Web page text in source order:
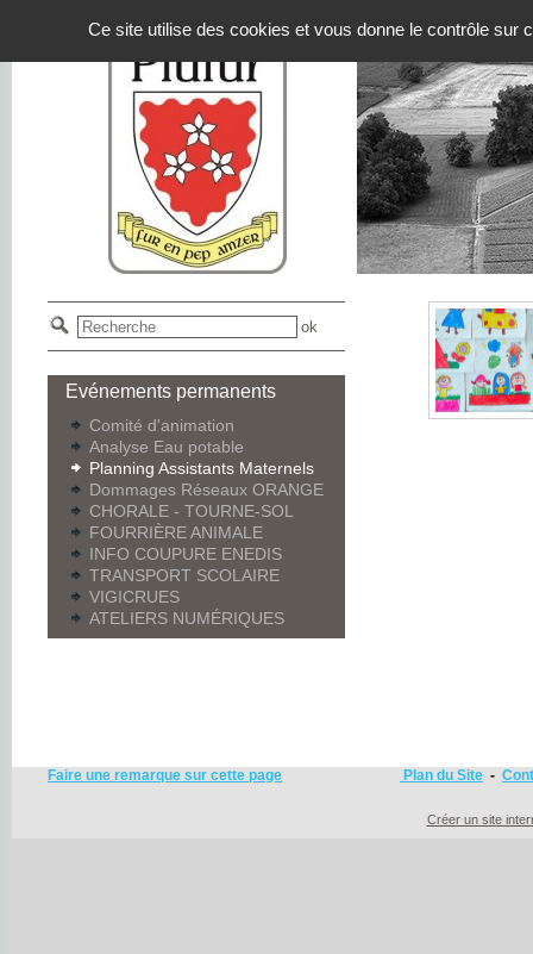
Evénements permanents
Comité d'animation
Analyse Eau potable
Planning Assistants Maternels
Dommages Réseaux ORANGE
CHORALE - TOURNE-SOL
FOURRIÈRE ANIMALE
INFO COUPURE ENEDIS
TRANSPORT SCOLAIRE
VIGICRUES
ATELIERS NUMÉRIQUES
Faire une remarque sur cette page Plan du Site -
Créer un site
Ce site utilise des cookies et vous donne le contrôle sur